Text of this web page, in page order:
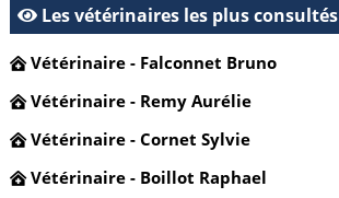
Les vétérinaires les plus consultés
Vétérinaire - Falconnet Bruno
Vétérinaire - Remy Aurélie
Vétérinaire - Cornet Sylvie
Vétérinaire - Boillot Raphael